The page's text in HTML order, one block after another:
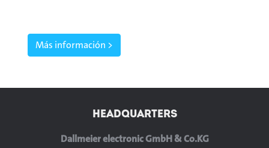
Más información >
HEADQUARTERS
Dallmeier electronic GmbH & Co.KG